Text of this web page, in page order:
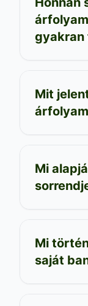
gyakran
Mit
Mi
Mi
saját